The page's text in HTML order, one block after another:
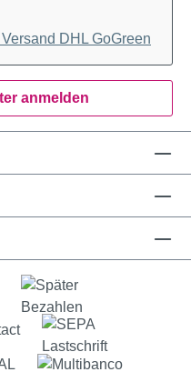
DHL GoGreen
anmelden